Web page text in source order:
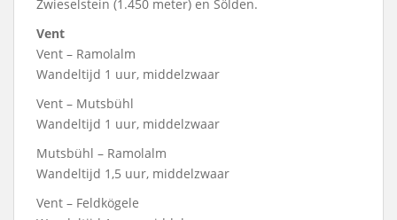
Zwieselstein (1.450 meter) en Sölden.
Vent
Vent – Ramolalm
Wandeltijd 1 uur, middelzwaar
Vent – Mutsbühl
Wandeltijd 1 uur, middelzwaar
Mutsbühl – Ramolalm
Wandeltijd 1,5 uur, middelzwaar
Vent – Feldkögele